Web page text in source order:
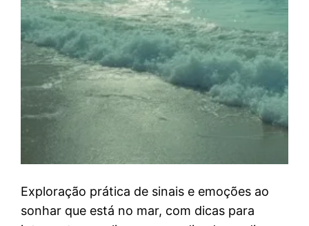
Exploração prática de sinais e emoções ao
sonhar que está no mar, com dicas para